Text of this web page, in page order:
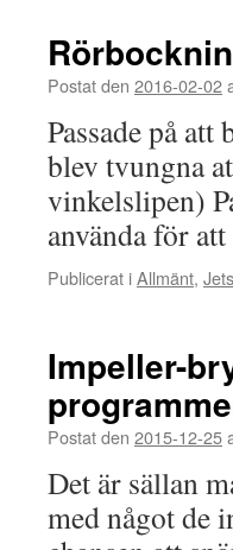
Postat den 2016-02-02
Passade på
blev tvungna
vinkelslipen)
använda för
Publicerat iAllmänt,
Impeller-
Postat den 2015-12-25
Det är sällan
med något de